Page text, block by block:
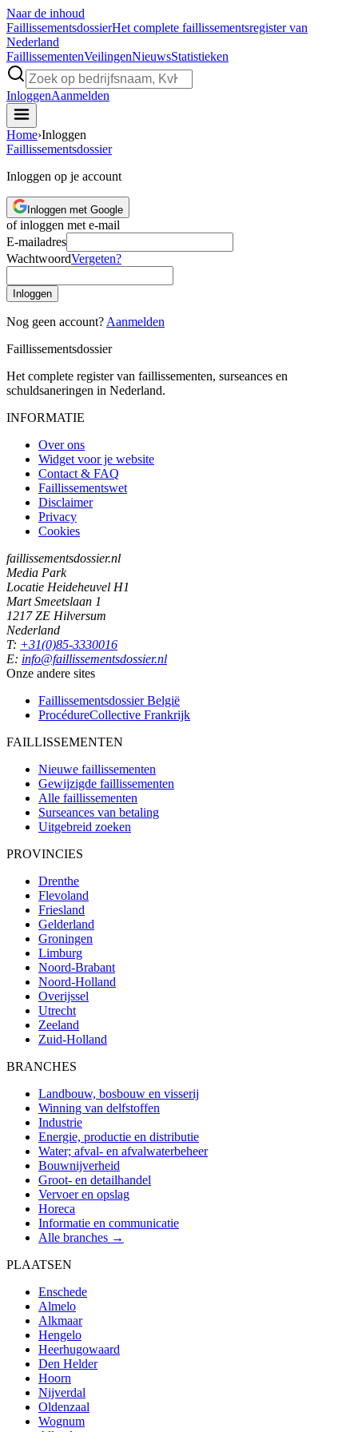
Naar de inhoud
FaillissementsdossierHet complete faillissementsregister van
Nederland
FaillissementenVeilingenNieuwsStatistieken
InloggenAanmelden
Home›Inloggen
Faillissementsdossier
Inloggen op je account
Inloggen met Google
of inloggen met e-mail
E-mailadres
WachtwoordVergeten?
Inloggen
Nog geen account? Aanmelden
Faillissementsdossier
Het complete register van faillissementen, surseances en
schuldsaneringen in Nederland.
INFORMATIE
Over ons
Widget voor je website
Contact & FAQ
Faillissementswet
Disclaimer
Privacy
Cookies
faillissementsdossier.nl
Media Park
Locatie Heideheuvel H1
Mart Smeetslaan 1
1217 ZE Hilversum
Nederland
T: +31(0)85-3330016
E: info@faillissementsdossier.nl
Onze andere sites
Faillissementsdossier België
ProcédureCollective Frankrijk
FAILLISSEMENTEN
Nieuwe faillissementen
Gewijzigde faillissementen
Alle faillissementen
Surseances van betaling
Uitgebreid zoeken
PROVINCIES
Drenthe
Flevoland
Friesland
Gelderland
Groningen
Limburg
Noord-Brabant
Noord-Holland
Overijssel
Utrecht
Zeeland
Zuid-Holland
BRANCHES
Landbouw, bosbouw en visserij
Winning van delfstoffen
Industrie
Energie, productie en distributie
Water; afval- en afvalwaterbeheer
Bouwnijverheid
Groot- en detailhandel
Vervoer en opslag
Horeca
Informatie en communicatie
Alle branches →
PLAATSEN
Enschede
Almelo
Alkmaar
Hengelo
Heerhugowaard
Den Helder
Hoorn
Nijverdal
Oldenzaal
Wognum